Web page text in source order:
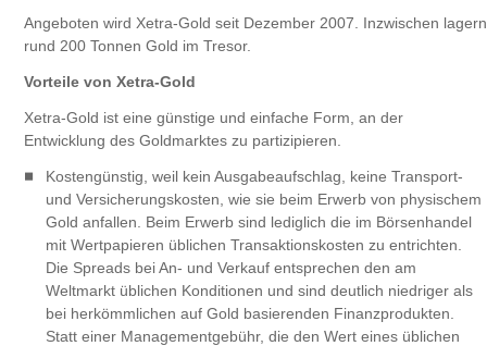
Angeboten wird Xetra-Gold seit Dezember 2007. Inzwischen lagern
rund 200 Tonnen Gold im Tresor.
Vorteile von Xetra-Gold
Xetra-Gold ist eine günstige und einfache Form, an der
Entwicklung des Goldmarktes zu partizipieren.
Kostengünstig, weil kein Ausgabeaufschlag, keine Transport-
und Versicherungskosten, wie sie beim Erwerb von physischem
Gold anfallen. Beim Erwerb sind lediglich die im Börsenhandel
mit Wertpapieren üblichen Transaktionskosten zu entrichten.
Die Spreads bei An- und Verkauf entsprechen den am
Weltmarkt üblichen Konditionen und sind deutlich niedriger als
bei herkömmlichen auf Gold basierenden Finanzprodukten.
Statt einer Managementgebühr, die den Wert eines üblichen